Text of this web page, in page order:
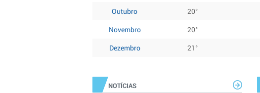
Outubro
20°
Novembro
20°
Dezembro
21°
NOTÍCIAS